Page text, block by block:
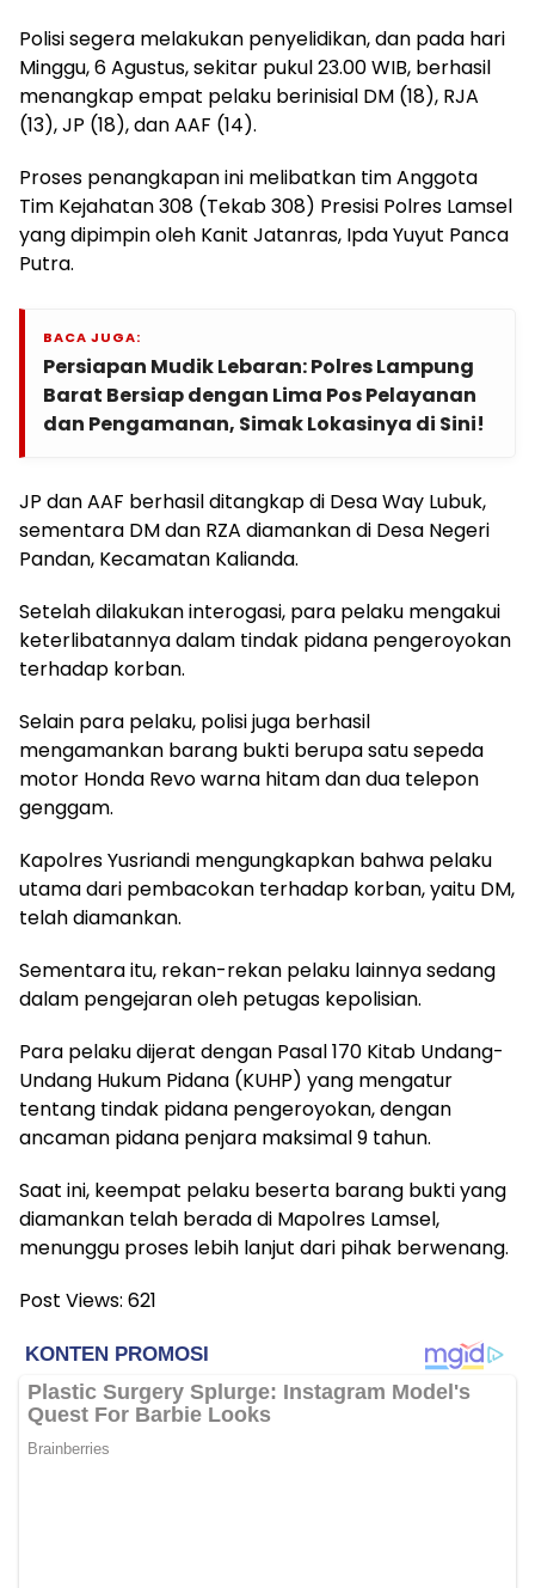
Polisi segera melakukan penyelidikan, dan pada hari
Minggu, 6 Agustus, sekitar pukul 23.00 WIB, berhasil
menangkap empat pelaku berinisial DM (18), RJA
(13), JP (18), dan AAF (14).
Proses penangkapan ini melibatkan tim Anggota
Tim Kejahatan 308 (Tekab 308) Presisi Polres Lamsel
yang dipimpin oleh Kanit Jatanras, Ipda Yuyut Panca
Putra.
BACA JUGA:
Persiapan Mudik Lebaran: Polres Lampung
Barat Bersiap dengan Lima Pos Pelayanan
dan Pengamanan, Simak Lokasinya di Sini!
JP dan AAF berhasil ditangkap di Desa Way Lubuk,
sementara DM dan RZA diamankan di Desa Negeri
Pandan, Kecamatan Kalianda.
Setelah dilakukan interogasi, para pelaku mengakui
keterlibatannya dalam tindak pidana pengeroyokan
terhadap korban.
Selain para pelaku, polisi juga berhasil
mengamankan barang bukti berupa satu sepeda
motor Honda Revo warna hitam dan dua telepon
genggam.
Kapolres Yusriandi mengungkapkan bahwa pelaku
utama dari pembacokan terhadap korban, yaitu DM,
telah diamankan.
Sementara itu, rekan-rekan pelaku lainnya sedang
dalam pengejaran oleh petugas kepolisian.
Para pelaku dijerat dengan Pasal 170 Kitab Undang-
Undang Hukum Pidana (KUHP) yang mengatur
tentang tindak pidana pengeroyokan, dengan
ancaman pidana penjara maksimal 9 tahun.
Saat ini, keempat pelaku beserta barang bukti yang
diamankan telah berada di Mapolres Lamsel,
menunggu proses lebih lanjut dari pihak berwenang.
Post Views: 621